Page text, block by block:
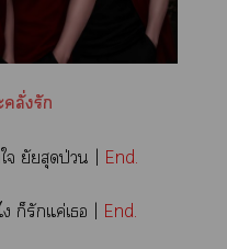
ลั่งรัก
 ยัยสุดป่วน | End.
ก็รักแค่เ | End.